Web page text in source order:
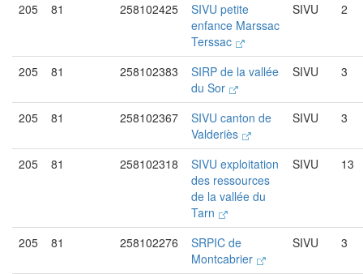
205 81 258102425
SIVU petite
enfance Marssac
Terssac
SIVU 2
205 81 258102383
SIRP de la vallée
du Sor
SIVU 3
205 81 258102367
SIVU canton de
Valderiès
SIVU 3
205 81 258102318
SIVU exploitation
des ressources
de la vallée du
Tarn
SIVU 13
205 81 258102276
SRPIC de
Montcabrier
SIVU 3